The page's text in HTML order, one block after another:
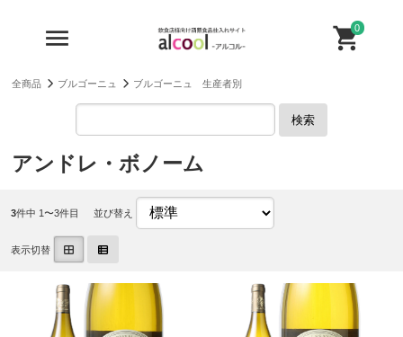
0
全商品 ブルゴーニュ ブルゴーニュ 生産者別
検索
アンドレ・ボノーム
3件中 1〜3件目 並び替え
表示切替